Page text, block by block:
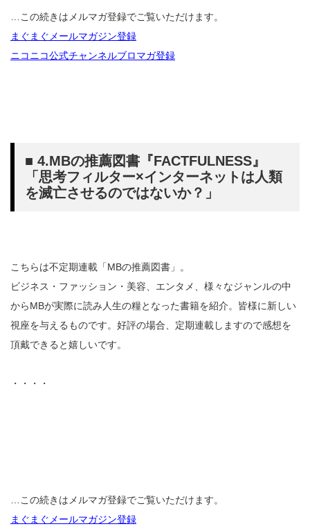
…この続きはメルマガ登録でご覧いただけます。
まぐまぐメールマガジン登録
ニコニコ公式チャンネルブロマガ登録
■ 4.MBの推薦図書『FACTFULNESS』
「思考フィルター×インターネットは人類
を滅亡させるのではないか？」
こちらは不定期連載「MBの推薦図書」。
ビジネス・ファッション・美容、エンタメ、様々なジャンルの中
からMBが実際に読み人生の糧となった書籍を紹介。皆様に新しい
視座を与えるものです。好評の場合、定期連載しますので感想を
頂戴できると嬉しいです。
・・・・
…この続きはメルマガ登録でご覧いただけます。
まぐまぐメールマガジン登録